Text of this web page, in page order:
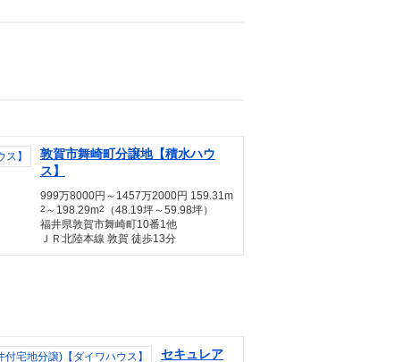
敦賀市舞崎町分譲地【積水ハウ
ス】
999万8000円～1457万2000円 159.31m
2 ～198.29m2
（48.19坪～59.98坪）
福井県敦賀市舞崎町10番1他
ＪＲ北陸本線 敦賀 徒歩13分
セキュレア